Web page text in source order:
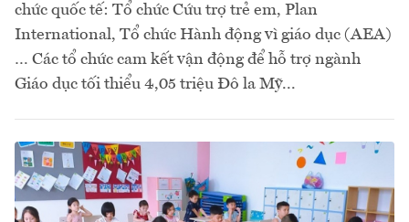
chức quốc tế: Tổ chức Cứu trợ trẻ em, Plan
International, Tổ chức Hành động vì giáo dục (AEA)
… Các tổ chức cam kết vận động để hỗ trợ ngành
Giáo dục tối thiểu 4,05 triệu Đô la Mỹ...